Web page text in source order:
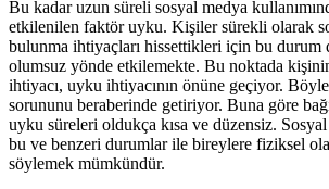
Bu kadar uzun süreli sosyal medya
etkilenilen faktör uyku. Kişiler sürekli olarak
bulunma ihtiyaçları hissettikleri için bu durum
olumsuz yönde etkilemekte. Bu noktada
ihtiyacı, uyku ihtiyacının önüne geçiyor.
sorununu beraberinde getiriyor. Buna göre
uyku süreleri oldukça kısa ve düzensiz. Sosyal
bu ve benzeri durumlar ile bireylere fiziksel
söylemek mümkündür.